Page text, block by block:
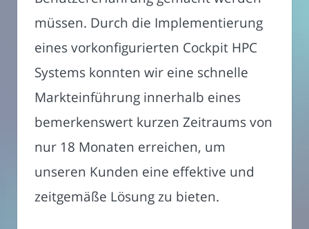
müssen. Durch die Implementierung
eines vorkonfigurierten Cockpit HPC
Systems konnten wir eine schnelle
Markteinführung innerhalb eines
bemerkenswert kurzen Zeitraums von
nur 18 Monaten erreichen, um
unseren Kunden eine effektive und
zeitgemäße Lösung zu bieten.